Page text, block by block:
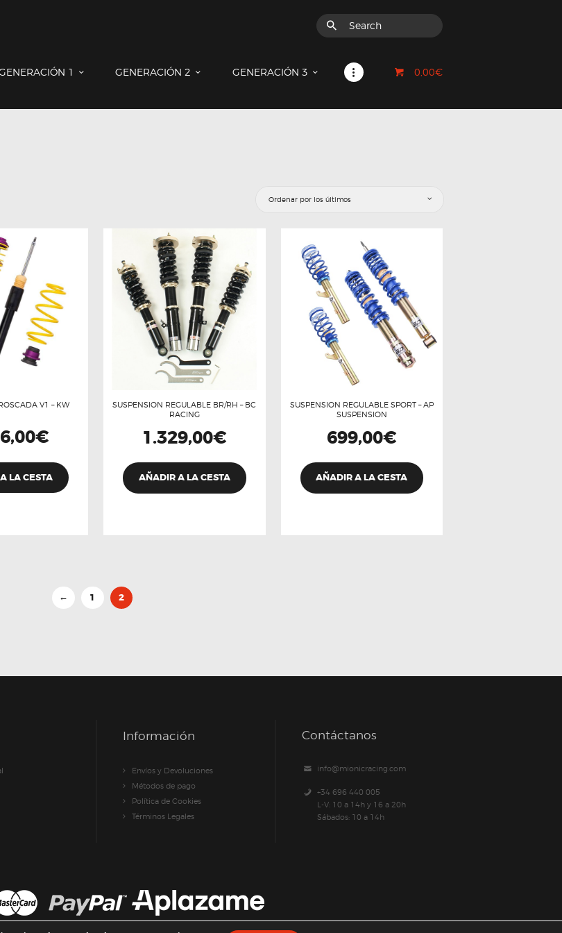
1 GENERACIÓN 2 GENERACIÓN 3 0,00€
& PACEMAN
V1 – KW
€
LA CESTA
SUSPENSION REGULABLE BR/RH – BC
RACING
1.329,00€
AÑADIR A LA CESTA
SUSPENSION REGULABLE SPORT – AP
SUSPENSION
699,00€
AÑADIR A LA CESTA
← 1 2
Información
Envíos y Devoluciones
Métodos de pago
Política de Cookies
Términos Legales
Contáctanos
info@mionicracing.com
+34 696 440 005
L-V: 10 a 14h y 16 a 20h
Sábados: 10 a 14h